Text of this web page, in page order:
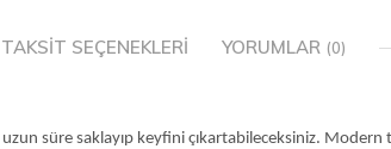
TAKSIT SEÇENEKLERI YORUMLAR (0)
süre saklayıp keyfini çıkartabileceksiniz.